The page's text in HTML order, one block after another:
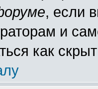
, если
и
как